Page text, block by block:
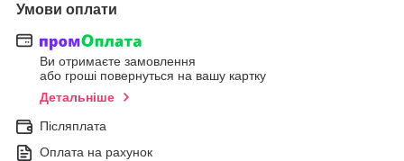
Умови оплати
Ви отримаєте замовлення
або гроші повернуться на вашу картку
Детальніше
Післяплата
Оплата на рахунок